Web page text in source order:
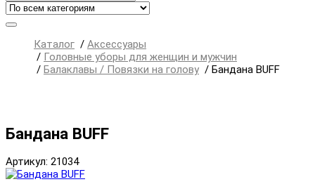
Каталог / Аксессуары
/ Головные уборы для женщин и мужчин
/ Балаклавы / Повязки на голову / Бандана BUFF
Бандана BUFF
Артикул: 21034